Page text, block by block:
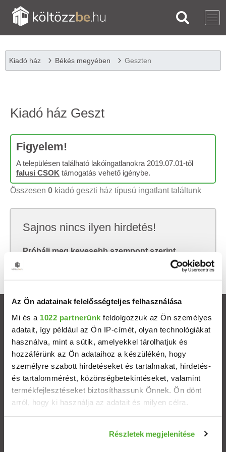
Az Ön adatainak felelősségteljes felhasználása
Mi és a 1022 partnerünk feldolgozzuk az Ön személyes
adatait, így például az Ön IP-címét, olyan technológiákat
használva, mint a sütik, amelyekkel tárolhatjuk és
hozzáférünk az Ön adataihoz a készülékén, hogy
személyre szabott hirdetéseket és tartalmakat, hirdetés-
és tartalommérést, közönségbetekintéseket, valamint
termékfejlesztéseket biztosíthassunk Önnek. Ön dönt
arról, hogy ki használja az adatait és milyen célra.
Információgyűjtés az Ön földrajzi elhelyezkedéséről
Részletek megjelenítése
Kiadó ház Békés megyében Geszten
Kiadó ház Geszt
Figyelem!
A településen található lakóingatlanokra 2019.07.01-től
falusi CSOK támogatás vehető igénybe.
Összesen 0 kiadó geszti ház típusú ingatlant találtunk
Sajnos nincs ilyen hirdetés!
Próbálj meg kevesebb szempont szerint
keresni, hátha akkor megtalálod, amit keresel.
Ingatlanok
Eladó házak
Eladó lakások
Települések